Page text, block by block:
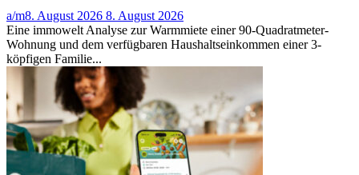
a/m8. August 2026 8. August 2026
Eine immowelt Analyse zur Warmmiete einer 90-Quadratmeter-
Wohnung und dem verfügbaren Haushaltseinkommen einer 3-
köpfigen Familie...